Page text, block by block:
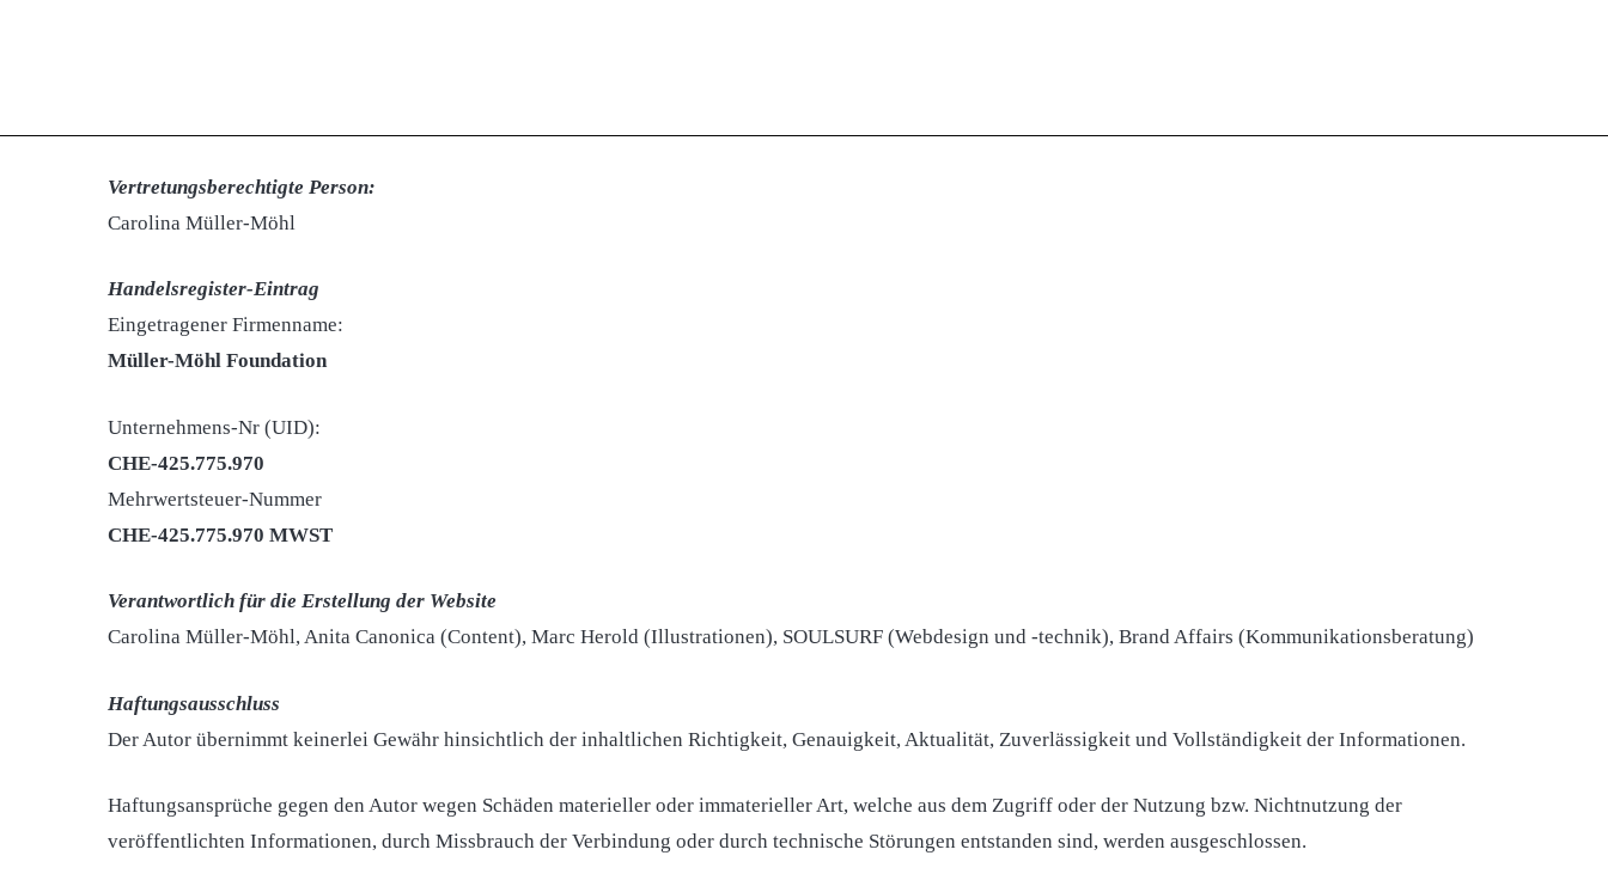
Vertretungsberechtigte Person:
Carolina Müller-Möhl
Handelsregister-Eintrag
Eingetragener Firmenname:
Müller-Möhl Foundation
Unternehmens-Nr (UID):
CHE-425.775.970
Mehrwertsteuer-Nummer
CHE-425.775.970 MWST
Verantwortlich für die Erstellung der Website
Carolina Müller-Möhl, Anita Canonica (Content), Marc Herold (Illustrationen), SOULSURF (Webdesign und -technik), Brand Affairs (Kommunikationsberatung)
Haftungsausschluss
Der Autor übernimmt keinerlei Gewähr hinsichtlich der inhaltlichen Richtigkeit, Genauigkeit, Aktualität, Zuverlässigkeit und Vollständigkeit der Informationen.
Haftungsansprüche gegen den Autor wegen Schäden materieller oder immaterieller Art, welche aus dem Zugriff oder der Nutzung bzw. Nichtnutzung der
veröffentlichten Informationen, durch Missbrauch der Verbindung oder durch technische Störungen entstanden sind, werden ausgeschlossen.